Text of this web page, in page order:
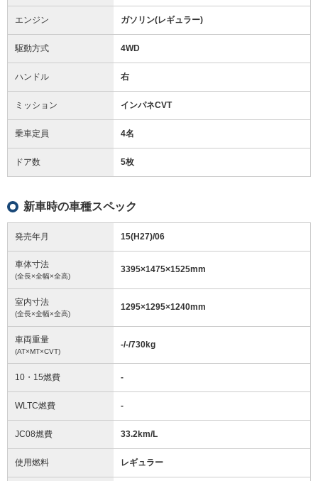
エンジン ガソリン(レギュラー)
駆動方式 4WD
ハンドル 右
ミッション インパネCVT
乗車定員 4名
ドア数 5枚
新車時の車種スペック
発売年月 15(H27)/06
車体寸法
(全長×全幅×全高)
3395×1475×1525mm
室内寸法
(全長×全幅×全高)
1295×1295×1240mm
車両重量
(AT×MT×CVT)
-/-/730kg
10・15燃費 -
WLTC燃費 -
JC08燃費 33.2km/L
使用燃料 レギュラー